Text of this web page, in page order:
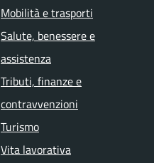
Mobilità e trasporti
Salute, benessere e
assistenza
Tributi, finanze e
contravvenzioni
Turismo
Vita lavorativa